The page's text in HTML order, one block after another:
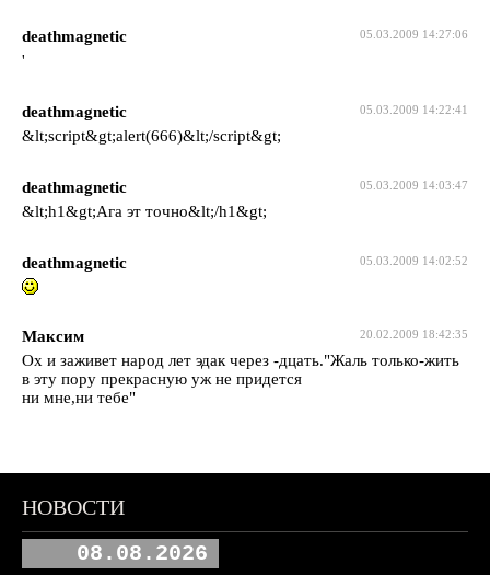
05.03.2009 14:27:06
deathmagnetic
'
05.03.2009 14:22:41
deathmagnetic
&lt;script&gt;alert(666)&lt;/script&gt;
05.03.2009 14:03:47
deathmagnetic
&lt;h1&gt;Ага эт точно&lt;/h1&gt;
05.03.2009 14:02:52
deathmagnetic
20.02.2009 18:42:35
Максим
Ох и заживет народ лет эдак через -дцать."Жаль только-жить
в эту пору прекрасную уж не придется
ни мне,ни тебе"
НОВОСТИ
08.08.2026